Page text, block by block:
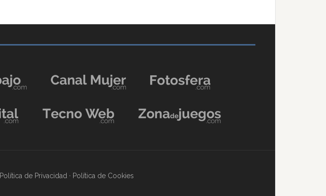
Política de Privacidad · Política de Cookies